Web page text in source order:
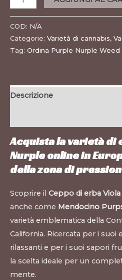
COD: N/A
Categorie: Varietà di cannabis,
Tag: Ordina Purple Nurple Weed
Descrizione
Acquista la varietà di
Nurple online in
della zona di
Scoprire il Ceppo di erba
anche come Mendocino
varietà emblematica della
California. Ricercata per i
rilassanti e per i suoi sapori
la scelta ideale per un
mente.